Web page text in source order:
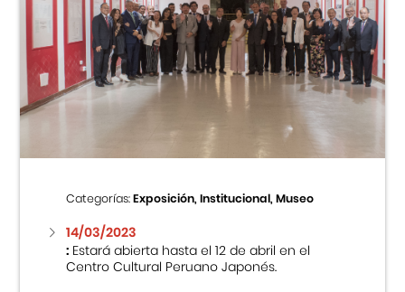
Categorías:Exposición, Institucional, Museo
14/03/2023
:Estará abierta hasta el 12 de abril en el
Centro Cultural Peruano Japonés.